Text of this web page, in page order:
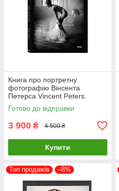
Книга про портретну
фотографію Вінсента
Петерса Vincent Peters.
Personal Фотоальбоми
відомих фотографів
Готово до відправки
3 900 ₴ 4 500 ₴
Купити
Топ продажів –8%